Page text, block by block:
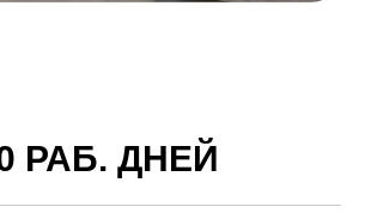
РАБ. ДНЕЙ